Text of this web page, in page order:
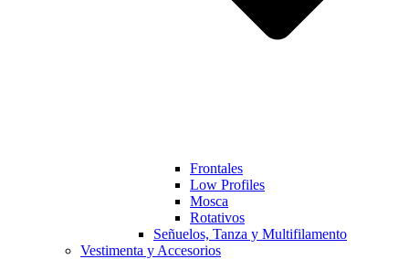
Frontales
Low Profiles
Mosca
Rotativos
Señuelos, Tanza y Multifilamento
Vestimenta y Accesorios